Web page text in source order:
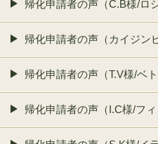
帰化申請者の声（C.B様/ロ
帰化申請者の声（カイジン
帰化申請者の声（T.V様/ベト
帰化申請者の声（I.C様/フィ